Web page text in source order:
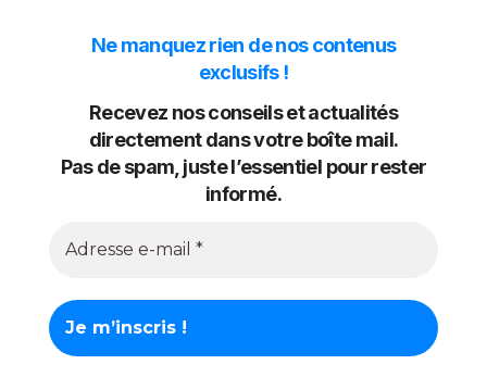
Ne manquez rien de nos contenus
exclusifs !
Recevez nos conseils et actualités
directement dans votre boîte mail.
Pas de spam, juste l’essentiel pour rester
informé.